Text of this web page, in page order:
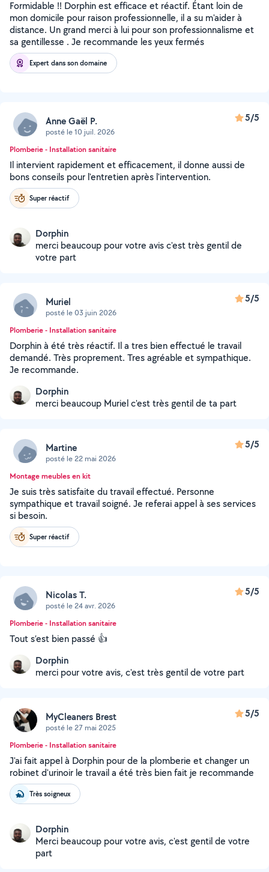
Formidable !! Dorphin est efficace et réactif. Étant loin de
mon domicile pour raison professionnelle, il a su m'aider à
distance. Un grand merci à lui pour son professionnalisme et
sa gentillesse . Je recommande les yeux fermés
Expert dans son domaine
Anne Gaël P.
posté le 10 juil. 2026
5/5
Plomberie - Installation sanitaire
Il intervient rapidement et efficacement, il donne aussi de
bons conseils pour l'entretien après l'intervention.
Super réactif
Dorphin
merci beaucoup pour votre avis c'est très gentil de
votre part
Muriel
posté le 03 juin 2026
5/5
Plomberie - Installation sanitaire
Dorphin à été très réactif. Il a tres bien effectué le travail
demandé. Très proprement. Tres agréable et sympathique.
Je recommande.
Dorphin
merci beaucoup Muriel c'est très gentil de ta part
Martine
posté le 22 mai 2026
5/5
Montage meubles en kit
Je suis très satisfaite du travail effectué. Personne
sympathique et travail soigné. Je referai appel à ses services
si besoin.
Super réactif
Nicolas T.
posté le 24 avr. 2026
5/5
Plomberie - Installation sanitaire
Tout s’est bien passé 👍
Dorphin
merci pour votre avis, c'est très gentil de votre part
MyCleaners Brest
posté le 27 mai 2025
5/5
Plomberie - Installation sanitaire
J'ai fait appel à Dorphin pour de la plomberie et changer un
robinet d'urinoir le travail a été très bien fait je recommande
Très soigneux
Dorphin
Merci beaucoup pour votre avis, c'est gentil de votre
part